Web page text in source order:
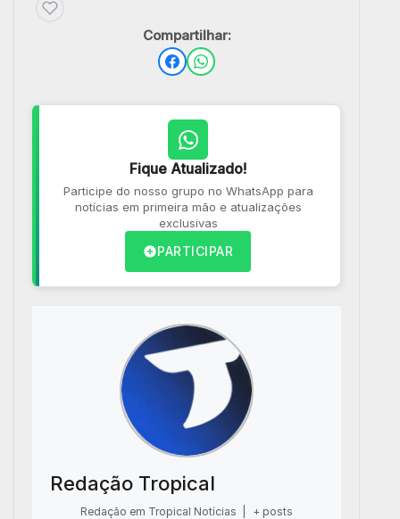
Compartilhar:
Fique Atualizado!
Participe do nosso grupo no WhatsApp para
notícias em primeira mão e atualizações
exclusivas
PARTICIPAR
Redação Tropical
Redação em Tropical Notícias + posts